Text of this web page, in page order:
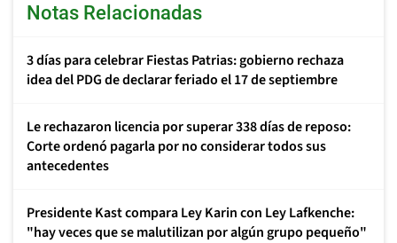
Notas Relacionadas
3 días para celebrar Fiestas Patrias: gobierno rechaza
idea del PDG de declarar feriado el 17 de septiembre
Le rechazaron licencia por superar 338 días de reposo:
Corte ordenó pagarla por no considerar todos sus
antecedentes
Presidente Kast compara Ley Karin con Ley Lafkenche:
"hay veces que se malutilizan por algún grupo pequeño"